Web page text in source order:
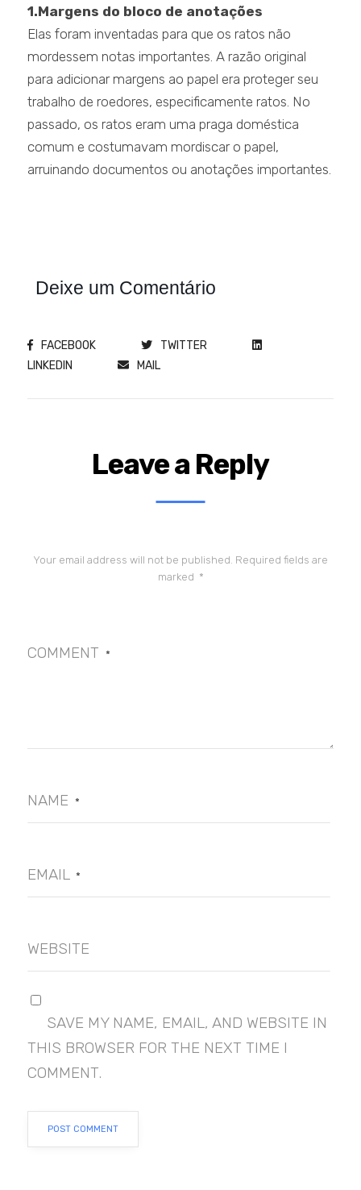
1.Margens do bloco de anotações
Elas foram inventadas para que os ratos não
mordessem notas importantes. A razão original
para adicionar margens ao papel era proteger seu
trabalho de roedores, especificamente ratos. No
passado, os ratos eram uma praga doméstica
comum e costumavam mordiscar o papel,
arruinando documentos ou anotações importantes.
Deixe um Comentário
FACEBOOK
TWITTER
LINKEDIN
MAIL
Leave a Reply
Your email address will not be published. Required fields are
marked *
COMMENT *
NAME *
EMAIL *
WEBSITE
SAVE MY NAME, EMAIL, AND WEBSITE IN
THIS BROWSER FOR THE NEXT TIME I
COMMENT.